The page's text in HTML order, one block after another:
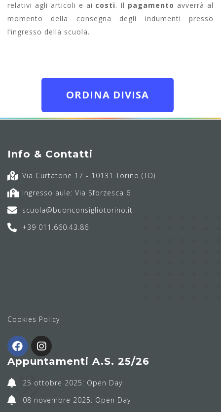
relativi agli articoli e ai costi. Il pagamento avverrà al
momento della consegna degli indumenti presso
l’ingresso della scuola.
ORDINA DIVISA
Info & Contatti
Via Curtatone 17 - 10131 Torino (TO)
Ingresso aule: Via Sforzesca 6
scuola@buonconsigliotorino.it
+39 011.660.43.86
Cookies Policy
Appuntamenti A.S. 25/26
25 ottobre 2025: Open Day
08 novembre 2025: Open Day